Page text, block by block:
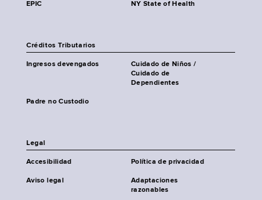
EPIC NY State of Health
Créditos Tributarios
Ingresos devengados
Cuidado de Niños /
Cuidado de
Dependientes
Padre no Custodio
Legal
Accesibilidad Política de privacidad
Aviso legal
Adaptaciones
razonables